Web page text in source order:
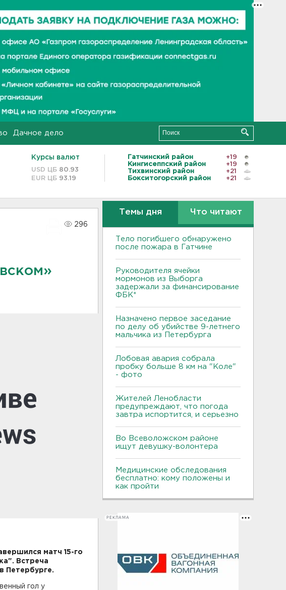
Дачное дело
Курсы валют
USD ЦБ 80.93
EUR ЦБ 93.19
Гатчинский район
+19
Кингисеппский район
+19
Тихвинский район
+21
Бокситогорский район
+21
296
матч 15-го
Встреча
Петербурге.
гол у
Темы дня Что читают
Тело погибшего обнаружено
после пожара в Гатчине
Руководителя ячейки
мормонов из Выборга
задержали за финансирование
ФБК*
Назначено первое заседание
по делу об убийстве 9-летнего
мальчика из Петербурга
Лобовая авария собрала
пробку больше 8 км на "Коле"
- фото
Жителей Ленобласти
предупреждают, что погода
завтра испортится, и серьезно
Во Всеволожском районе
ищут девушку-волонтера
Медицинские обследования
бесплатно: кому положены и
как пройти
РЕКЛАМА